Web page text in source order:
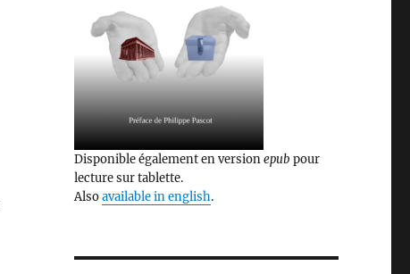
Disponible également en versionepub pour
lecture sur tablette.
Alsoavailable in english.